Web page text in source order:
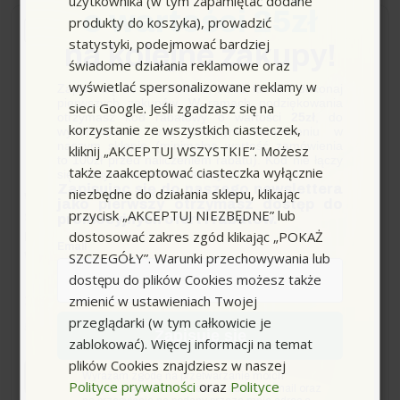
Niedostępny
Stihl BGA 45 (420m³/h,
5N) Dmuchawa
Akumulatorowa
Waga bez akcesoriów (kg): 2.2
System akumulatorowy: litowo-jonowy
Napięcie znamionowe V: 18
Wydajność turbiny z dyszą okrągłą (m³/h): 420
369,00 zł -220,00 zł
589,00 zł Sugerowana cena producenta
produkty do koszyka), prowadzić
statystyki, podejmować bardziej
świadome działania reklamowe oraz
wyświetlać spersonalizowane reklamy w
sieci Google. Jeśli zgadzasz się na
korzystanie ze wszystkich ciasteczek,
kliknij „AKCEPTUJ WSZYSTKIE”. Możesz
także zaakceptować ciasteczka wyłącznie
niezbędne do działania sklepu, klikając
przycisk „AKCEPTUJ NIEZBĘDNE” lub
dostosować zakres zgód klikając „POKAŻ
SZCZEGÓŁY”. Warunki przechowywania lub
dostępu do plików Cookies możesz także
zmienić w ustawieniach Twojej
przeglądarki (w tym całkowicie je
zablokować). Więcej informacji na temat
plików Cookies znajdziesz w naszej
Polityce prywatności oraz Polityce
o wartości 25zł
na kolejne zakupy!
Zapisz się do newslettera, załóż konto i dokonaj
pierwszych zakupów. W ramach podziękowania
otrzymasz kod rabatowy o wartości
wykorzystania przy kolejnym zamówieniu w
naszym sklepie (minimalna wartość zamówienia
to 100zł przed naliczeniem rabatu). Kod nie łączy
się z innymi kodami rabatowymi.
Zapisując się do naszego newslettera
jako pierwszy otrzymasz dostęp do
promocyjnych ofert i rabatów.
Zapisuję się
zgodaWyrażam zgodę na przetwarzanie moich
danych osobowych w postaci adresu e-mail oraz